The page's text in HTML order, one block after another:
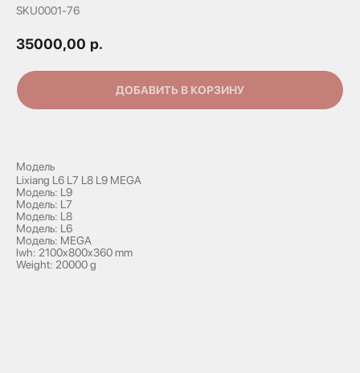
SKU0001-76
35000,00 р.
ДОБАВИТЬ В КОРЗИНУ
Модель
Lixiang L6 L7 L8 L9 MEGA
Модель: L9
Модель: L7
Модель: L8
Модель: L6
Модель: MEGA
lwh: 2100x800x360 mm
Weight: 20000 g